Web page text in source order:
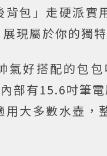
背包」走硬派
現屬於你的獨特
氣好搭配的包
部有15.6吋筆
用大多數水壺，